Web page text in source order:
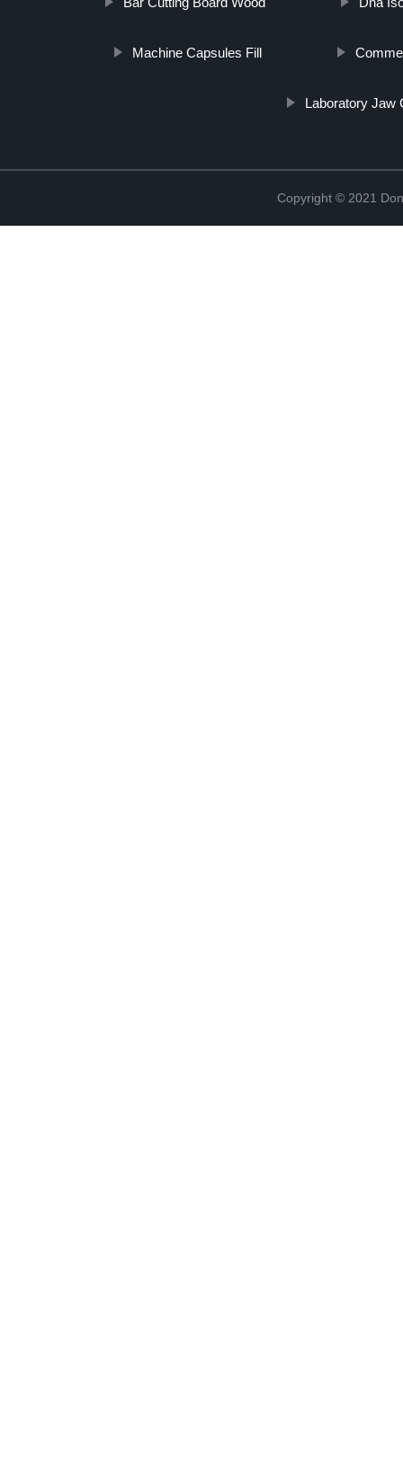
Machine Capsules Fill
Laboratory Jaw
Copyright © 2021